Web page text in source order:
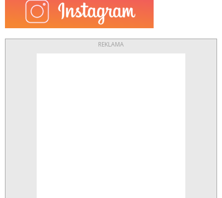
REKLAMA